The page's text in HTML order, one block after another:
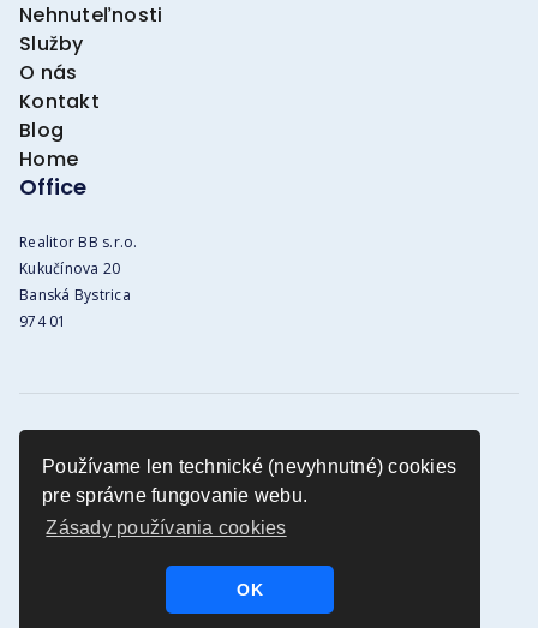
Používame len technické (nevyhnutné) cookies
pre správne fungovanie webu.
Zásady používania cookies
OK
Nehnuteľnosti
Služby
O nás
Kontakt
Blog
Home
Office
Realitor BB s.r.o.
Kukučínova 20
Banská Bystrica
974 01
Obchodné podmienky
GDPR vyhlásenie
Cookies infomácie